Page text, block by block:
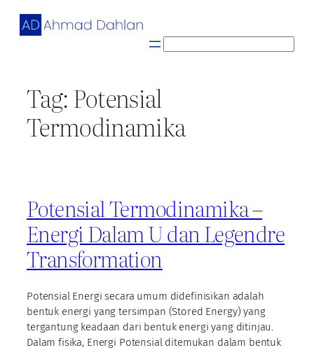
Skip
h
Tag: Potensial
Termodinamika
Potensial Termodinamika –
Energi Dalam U dan Legendre
Transformation
Potensial Energi secara umum didefinisikan adalah
bentuk energi yang tersimpan (Stored Energy) yang
tergantung keadaan dari bentuk energi yang ditinjau.
Dalam fisika, Energi Potensial ditemukan dalam bentuk